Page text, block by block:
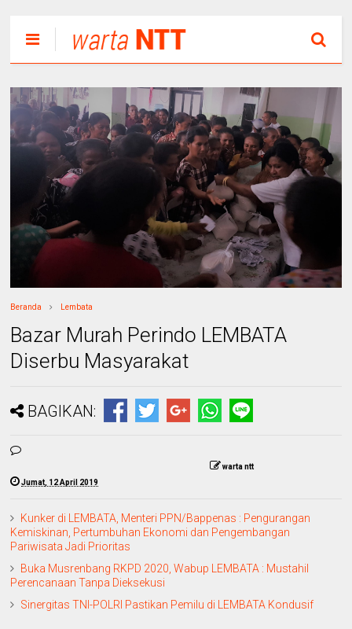
Beranda Lembata
Bazar Murah Perindo LEMBATA
Diserbu Masyarakat
BAGIKAN:
warta ntt
Jumat, 12 April 2019
Kunker di LEMBATA, Menteri PPN/Bappenas : Pengurangan
Kemiskinan, Pertumbuhan Ekonomi dan Pengembangan
Pariwisata Jadi Prioritas
Buka Musrenbang RKPD 2020, Wabup LEMBATA : Mustahil
Perencanaan Tanpa Dieksekusi
Sinergitas TNI-POLRI Pastikan Pemilu di LEMBATA Kondusif